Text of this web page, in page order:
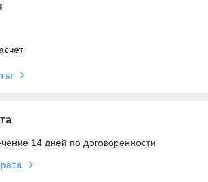
14 дней по договоренности